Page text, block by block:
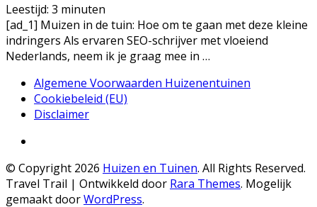
Leestijd: 3 minuten
[ad_1] Muizen in de tuin: Hoe om te gaan met deze kleine
indringers Als ervaren SEO-schrijver met vloeiend
Nederlands, neem ik je graag mee in …
Algemene Voorwaarden Huizenentuinen
Cookiebeleid (EU)
Disclaimer
© Copyright 2026 Huizen en Tuinen. All Rights Reserved.
Travel Trail | Ontwikkeld door Rara Themes. Mogelijk
gemaakt doorWordPress.